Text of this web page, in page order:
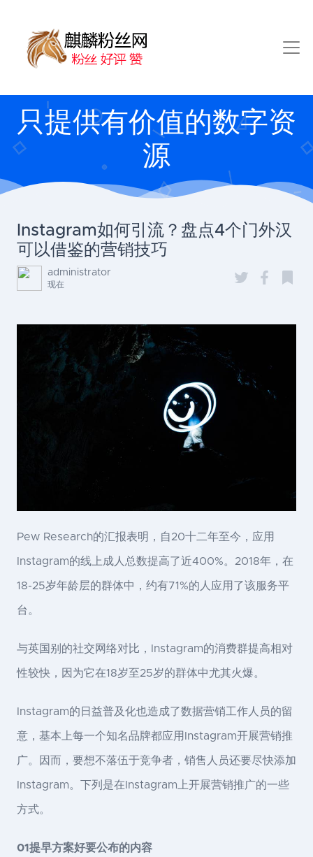
只提供有价值的数字资
源
Instagram如何引流？盘点4个门外汉
可以借鉴的营销技巧
administrator
现在
Pew Research的汇报表明，自20十二年至今，应用
Instagram的线上成人总数提高了近400%。2018年，在
18-25岁年龄层的群体中，约有71%的人应用了该服务平
台。
与英国别的社交网络对比，Instagram的消费群提高相对
性较快，因为它在18岁至25岁的群体中尤其火爆。
Instagram的日益普及化也造成了数据营销工作人员的留
意，基本上每一个知名品牌都应用Instagram开展营销推
广。因而，要想不落伍于竞争者，销售人员还要尽快添加
Instagram。下列是在Instagram上开展营销推广的一些
方式。
01提早方案好要公布的内容